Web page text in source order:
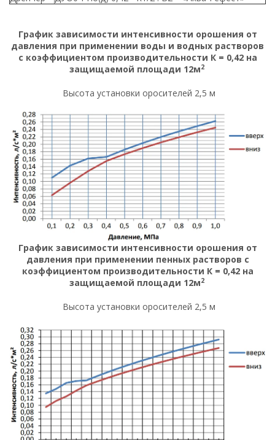
График зависимости интенсивности орошения от
давления при применении воды и водных растворов
с коэффициентом производительности К = 0,42 на
защищаемой площади 12м2
Высота установки оросителей 2,5 м
График зависимости интенсивности орошения от
давления при применении пенных растворов с
коэффициентом производительности К = 0,42 на
защищаемой площади 12м2
Высота установки оросителей 2,5 м